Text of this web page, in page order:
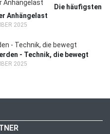
Die häufigsten
Anhängelast
2025
- Technik, die bewegt
2025